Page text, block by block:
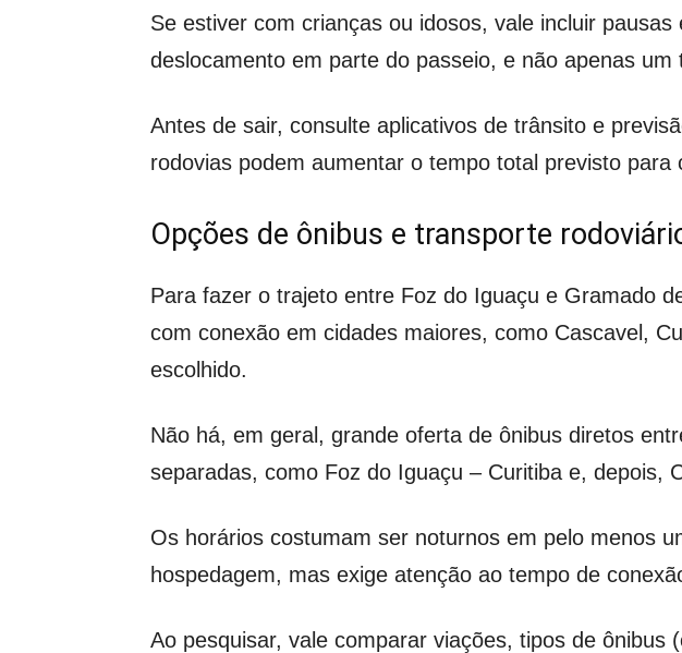
Se estiver com crianças ou idosos, vale incluir
deslocamento em parte do passeio, e não apenas um
Antes de sair, consulte aplicativos de trânsito e
rodovias podem aumentar o tempo total previsto para
Opções de ônibus e transporte
Para fazer o trajeto entre Foz do Iguaçu e Gramado
com conexão em cidades maiores, como Cascavel,
escolhido.
Não há, em geral, grande oferta de ônibus diretos
separadas, como Foz do Iguaçu – Curitiba e, depois,
Os horários costumam ser noturnos em pelo menos
hospedagem, mas exige atenção ao tempo de
Ao pesquisar, vale comparar viações, tipos de